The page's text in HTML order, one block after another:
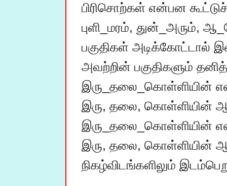
பிரிசொற்கள் என்பன
புளி_மரம்,
பகுதிகள் அடிக்கோட்டால்
அவற்றின் பகுதிகளும்
இரு_தலை_கொள்ளியின்
இரு, தலை, கொள்ளியின்
இரு_தலை_கொள்ளியின்
இரு, தலை, கொள்ளியின்
நிகழ்விடங்களிலும்